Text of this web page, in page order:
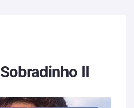
Sobradinho II